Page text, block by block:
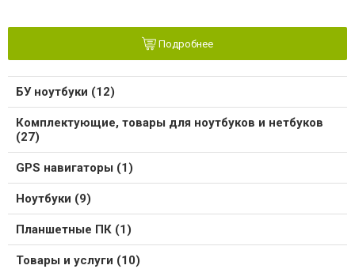
Подробнее
БУ ноутбуки (12)
Комплектующие, товары для ноутбуков и нетбуков
(27)
GPS навигаторы (1)
Ноутбуки (9)
Планшетные ПК (1)
Товары и услуги (10)